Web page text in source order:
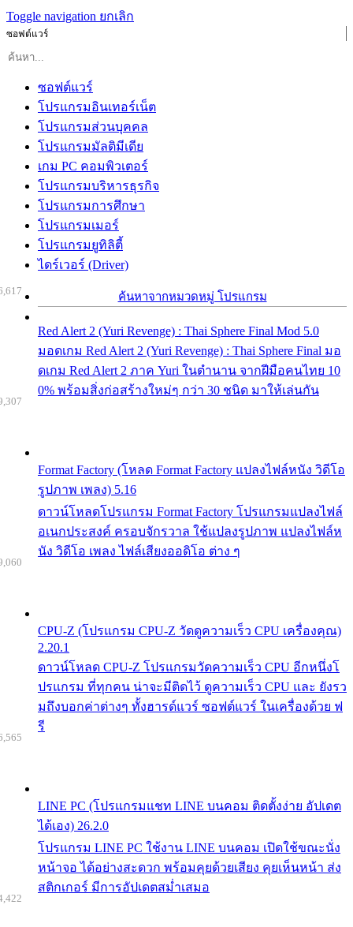
Toggle navigation ยกเลิก
ซอฟต์แวร์
ซอฟต์แวร์
โปรแกรมอินเทอร์เน็ต
โปรแกรมส่วนบุคคล
โปรแกรมมัลติมีเดีย
เกม PC คอมพิวเตอร์
โปรแกรมบริหารธุรกิจ
โปรแกรมการศึกษา
โปรแกรมเมอร์
โปรแกรมยูทิลิตี้
ไดร์เวอร์ (Driver)
ค้นหาจากหมวดหมู่ โปรแกรม
Red Alert 2 (Yuri Revenge) : Thai Sphere Final Mod 5.0
มอดเกม Red Alert 2 (Yuri Revenge) : Thai Sphere Final มอ
ดเกม Red Alert 2 ภาค Yuri ในตำนาน จากฝีมือคนไทย 10
0% พร้อมสิ่งก่อสร้างใหม่ๆ กว่า 30 ชนิด มาให้เล่นกัน
Format Factory (โหลด Format Factory แปลงไฟล์หนัง วิดีโอ
รูปภาพ เพลง) 5.16
ดาวน์โหลดโปรแกรม Format Factory โปรแกรมแปลงไฟล์
อเนกประสงค์ ครอบจักรวาล ใช้แปลงรูปภาพ แปลงไฟล์ห
นัง วิดีโอ เพลง ไฟล์เสียงออดิโอ ต่าง ๆ
CPU-Z (โปรแกรม CPU-Z วัดดูความเร็ว CPU เครื่องคุณ)
2.20.1
ดาวน์โหลด CPU-Z โปรแกรมวัดความเร็ว CPU อีกหนึ่งโ
ปรแกรม ที่ทุกคน น่าจะมีติดไว้ ดูความเร็ว CPU และ ยังรว
มถึงบอกค่าต่างๆ ทั้งฮารด์แวร์ ซอฟต์แวร์ ในเครื่องด้วย ฟ
รี
LINE PC (โปรแกรมแชท LINE บนคอม ติดตั้งง่าย อัปเดต
ได้เอง) 26.2.0
โปรแกรม LINE PC ใช้งาน LINE บนคอม เปิดใช้ขณะนั่ง
หน้าจอ ได้อย่างสะดวก พร้อมคุยด้วยเสียง คุยเห็นหน้า ส่ง
สติกเกอร์ มีการอัปเดตสม่ำเสมอ